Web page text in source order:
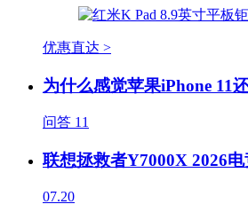
优惠直达 >
为什么感觉苹果iPhone 11
问答 11
联想拯救者Y7000X 2026
07.20